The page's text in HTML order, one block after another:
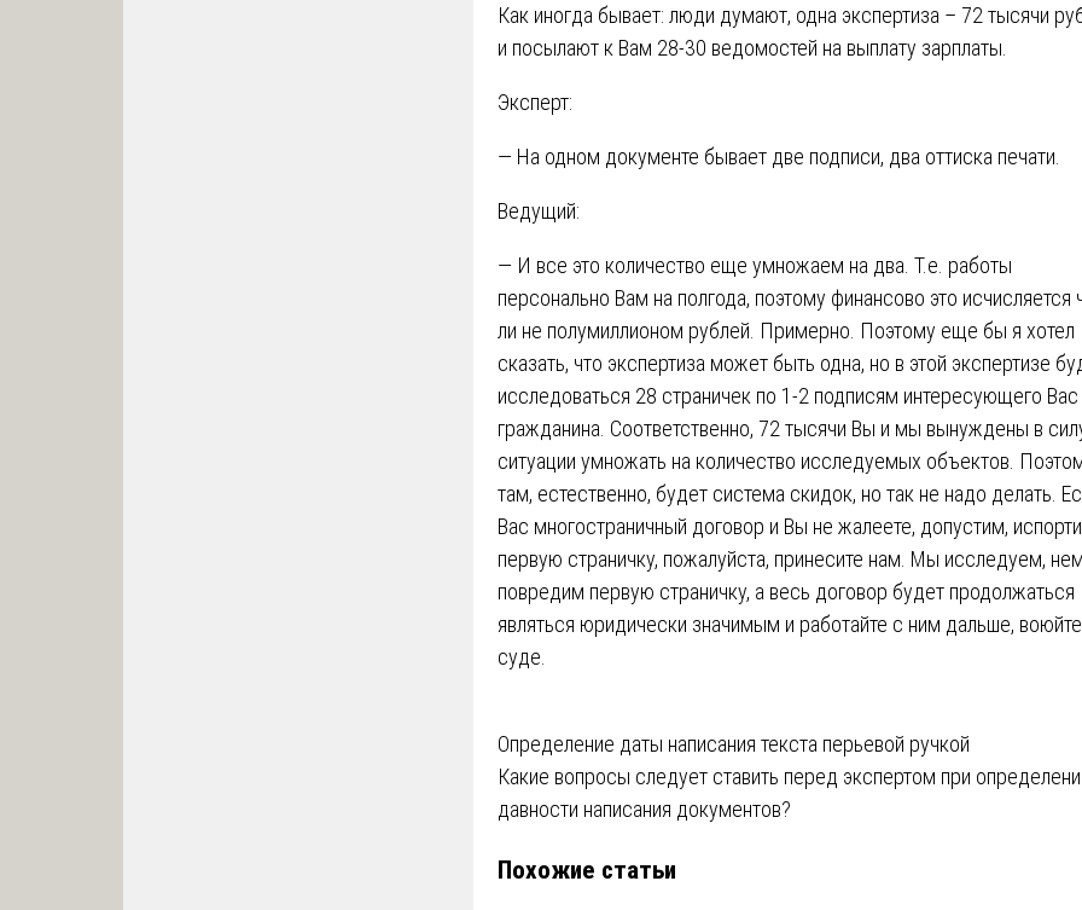
Как иногда бывает: люди думают, одна экспертиза – 72 тысячи
и посылают к Вам 28-30 ведомостей на выплату зарплаты.
Эксперт:
— На одном документе бывает две подписи, два оттиска печати.
Ведущий:
— И все это количество еще умножаем на два. Т.е. работы
персонально Вам на полгода, поэтому финансово это исчисляется
ли не полумиллионом рублей. Примерно. Поэтому еще бы я хотел
сказать, что экспертиза может быть одна, но в этой экспертизе
исследоваться 28 страничек по 1-2 подписям интересующего Вас
гражданина. Соответственно, 72 тысячи Вы и мы вынуждены в
ситуации умножать на количество исследуемых объектов.
там, естественно, будет система скидок, но так не надо делать.
Вас многостраничный договор и Вы не жалеете, допустим,
первую страничку, пожалуйста, принесите нам. Мы исследуем,
повредим первую страничку, а весь договор будет продолжаться
являться юридически значимым и работайте с ним дальше,
суде.
Навигация
по
Определение даты написания текста перьевой ручкой
Какие вопросы следует ставить перед экспертом при
давности написания документов?
Похожие статьи